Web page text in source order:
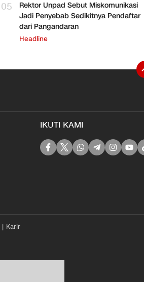
05
Rektor Unpad Sebut Miskomunikasi
Jadi Penyebab Sedikitnya Pendaftar
dari Pangandaran
Headline
IKUTI KAMI
Karir